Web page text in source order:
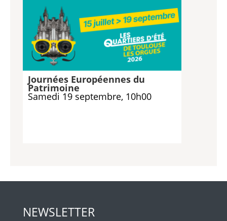
Journées Européennes du
Patrimoine
Samedi 19 septembre, 10h00
NEWSLETTER